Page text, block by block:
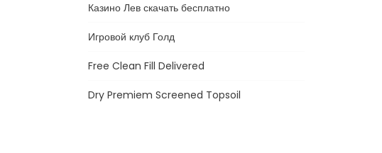
Казино Лев скачать бесплатно
Игровой клуб Голд
Free Clean Fill Delivered
Dry Premiem Screened Topsoil